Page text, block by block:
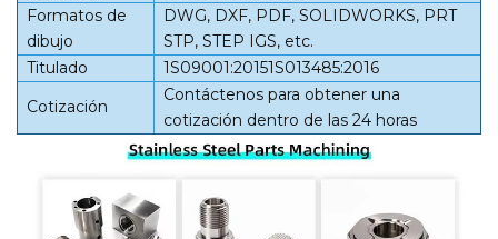
Formatos de
dibujo
DWG, DXF, PDF, SOLIDWORKS, PRT
STP, STEP IGS, etc.
Titulado
1S09001:20151S013485:2016
Cotización
Contáctenos para obtener una
cotización dentro de las 24 horas